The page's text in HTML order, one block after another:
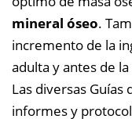
mineral óseo.
incremento de la
adulta y antes de
Las diversas Guías
informes y